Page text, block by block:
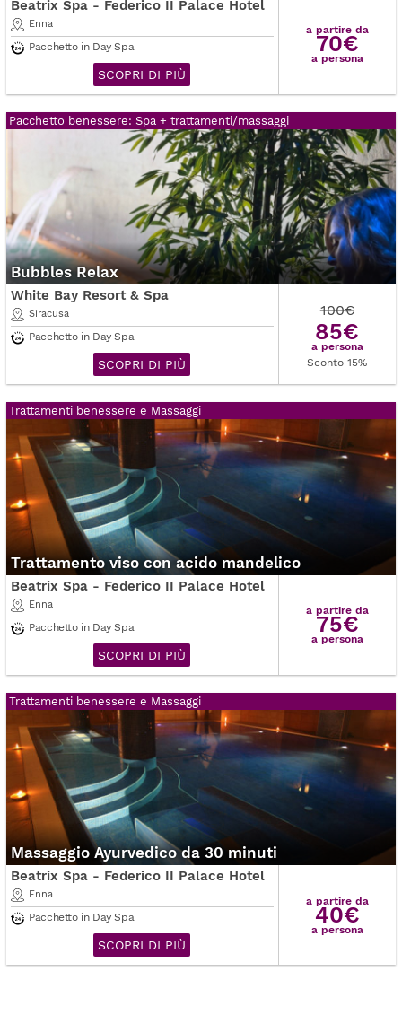
Beatrix Spa - Federico II Palace Hotel
Enna
Pacchetto in Day Spa
SCOPRI DI PIÙ
a partire da
70€
a persona
Pacchetto benessere: Spa + trattamenti/massaggi
Bubbles Relax
White Bay Resort & Spa
Siracusa
Pacchetto in Day Spa
SCOPRI DI PIÙ
100€
85€
a persona
Sconto 15%
Trattamenti benessere e Massaggi
Trattamento viso con acido mandelico
Beatrix Spa - Federico II Palace Hotel
Enna
Pacchetto in Day Spa
SCOPRI DI PIÙ
a partire da
75€
a persona
Trattamenti benessere e Massaggi
Massaggio Ayurvedico da 30 minuti
Beatrix Spa - Federico II Palace Hotel
Enna
Pacchetto in Day Spa
SCOPRI DI PIÙ
a partire da
40€
a persona